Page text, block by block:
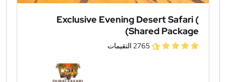
Exclusive Evening Desert Safari (
Shared Package)
2765 التقيمات